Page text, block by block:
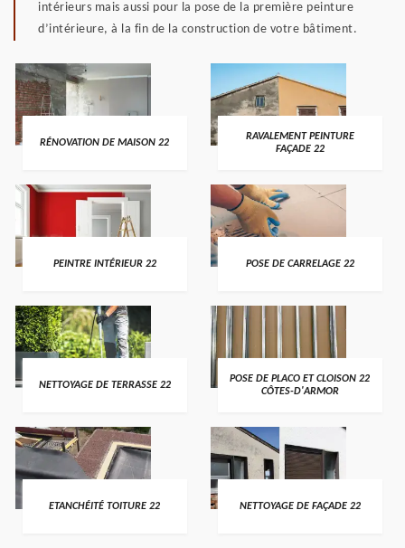
intérieurs mais aussi pour la pose de la première peinture
d’intérieure, à la fin de la construction de votre bâtiment.
RÉNOVATION DE MAISON 22
RAVALEMENT PEINTURE
FAÇADE 22
PEINTRE INTÉRIEUR 22 POSE DE CARRELAGE 22
NETTOYAGE DE TERRASSE 22
POSE DE PLACO ET CLOISON 22
CÔTES-D'ARMOR
ETANCHÉITÉ TOITURE 22 NETTOYAGE DE FAÇADE 22